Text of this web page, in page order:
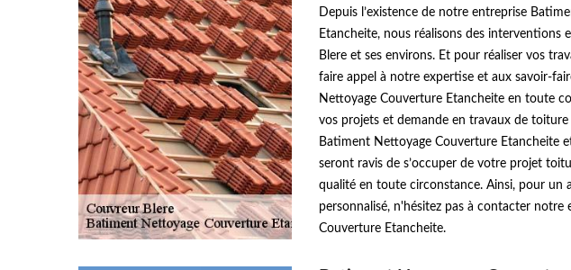
Depuis l’existence de notre entreprise
Etancheite, nous réalisons des interventions
Blere et ses environs. Et pour réaliser vos
faire appel à notre expertise et aux savoir-
Nettoyage Couverture Etancheite en toute
vos projets et demande en travaux de
Batiment Nettoyage Couverture Etancheite
seront ravis de s’occuper de votre projet
qualité en toute circonstance. Ainsi, pour un
personnalisé, n'hésitez pas à contacter
Couverture Etancheite.